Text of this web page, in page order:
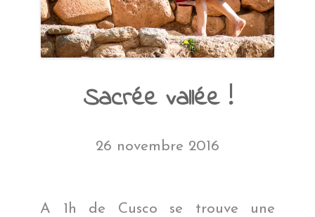
Sacrée vallée !
26 novembre 2016
A 1h de Cusco se trouve une